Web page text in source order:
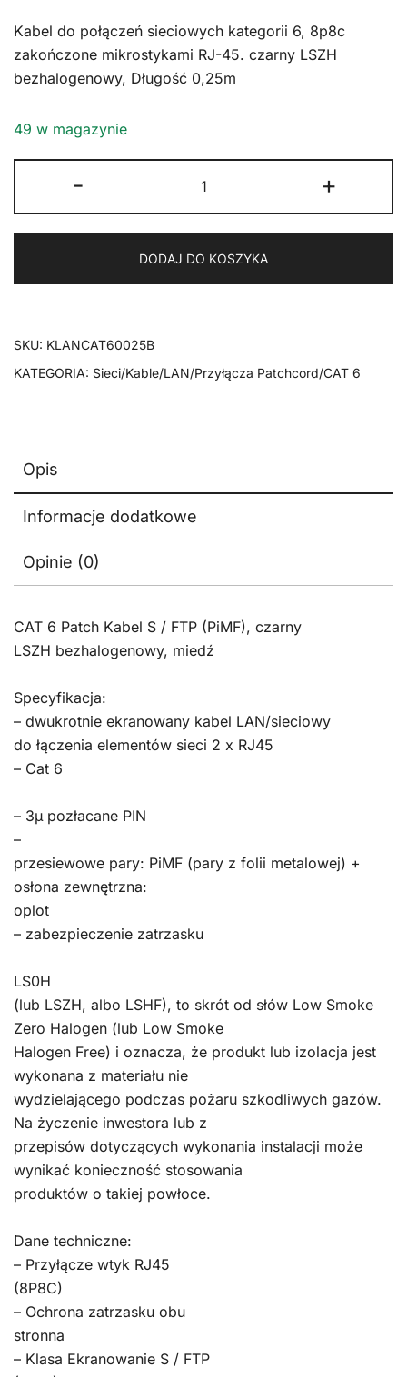
Kabel do połączeń sieciowych kategorii 6, 8p8c
zakończone mikrostykami RJ-45. czarny LSZH
bezhalogenowy, Długość 0,25m
49 w magazynie
-
Kabel
LAN
CAT
6
S/FTP
0,25m
+
DODAJ DO KOSZYKA
SKU: KLANCAT60025B
KATEGORIA: Sieci/Kable/LAN/Przyłącza Patchcord/CAT 6
Opis
Informacje dodatkowe
Opinie (0)
CAT 6 Patch Kabel S / FTP (PiMF), czarny
LSZH bezhalogenowy, miedź
Specyfikacja:
– dwukrotnie ekranowany kabel LAN/sieciowy
do łączenia elementów sieci 2 x RJ45
– Cat 6
– 3μ pozłacane PIN
–
przesiewowe pary: PiMF (pary z folii metalowej) +
osłona zewnętrzna:
oplot
– zabezpieczenie zatrzasku
LS0H
(lub LSZH, albo LSHF), to skrót od słów Low Smoke
Zero Halogen (lub Low Smoke
Halogen Free) i oznacza, że produkt lub izolacja jest
wykonana z materiału nie
wydzielającego podczas pożaru szkodliwych gazów.
Na życzenie inwestora lub z
przepisów dotyczących wykonania instalacji może
wynikać konieczność stosowania
produktów o takiej powłoce.
Dane techniczne:
– Przyłącze wtyk RJ45
(8P8C)
– Ochrona zatrzasku obu
stronna
– Klasa Ekranowanie S / FTP